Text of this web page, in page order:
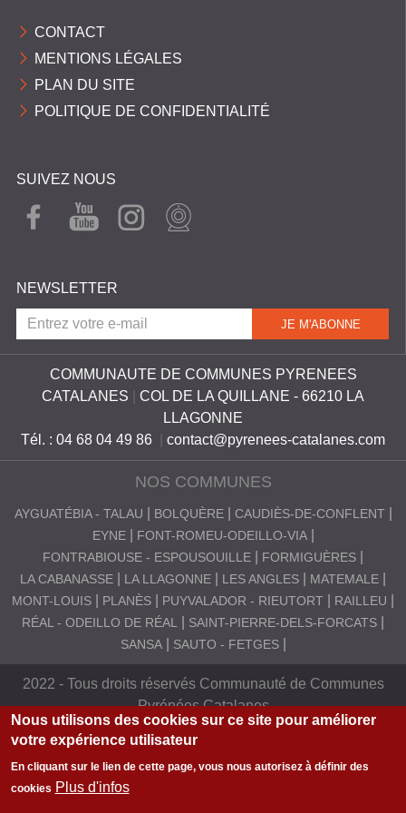
O
M
M
U
E
R
S
C
T
A
CONTACT
MENTIONS LÉGALES
PLAN DU SITE
POLITIQUE DE CONFIDENTIALITÉ
SUIVEZ NOUS
FAC
EBO
YOU
TUB
INST
AGR
WEB
CAM
NEWSLETTER
COMMUNAUTE DE COMMUNES PYRENEES
CATALANES
COL DE LA QUILLANE - 66210 LA
LLAGONNE
Tél. : 04 68 04 49 86
contact@pyrenees-catalanes.com
NOS COMMUNES
AYGUATÉBIA - TALAU BOLQUÈRE
CAUDIÈS-DE-CONFLENT
EYNE
FONT-ROMEU-ODEILLO-VIA
FONTRABIOUSE - ESPOUSOUILLE
FORMIGUÈRES
LA CABANASSE
LA LLAGONNE LES ANGLES
MATEMALE
MONT-LOUIS
PLANÈS PUYVALADOR - RIEUTORT
RAILLEU
RÉAL - ODEILLO DE RÉAL
SAINT-PIERRE-DELS-FORCATS
SANSA
SAUTO - FETGES
2022 - Tous droits réservés Communauté de Communes
Pyrénées Catalanes
Nous utilisons des cookies sur ce site pour améliorer
votre expérience utilisateur
En cliquant sur le lien de cette page, vous nous autorisez à définir des
cookies Plus d'infos